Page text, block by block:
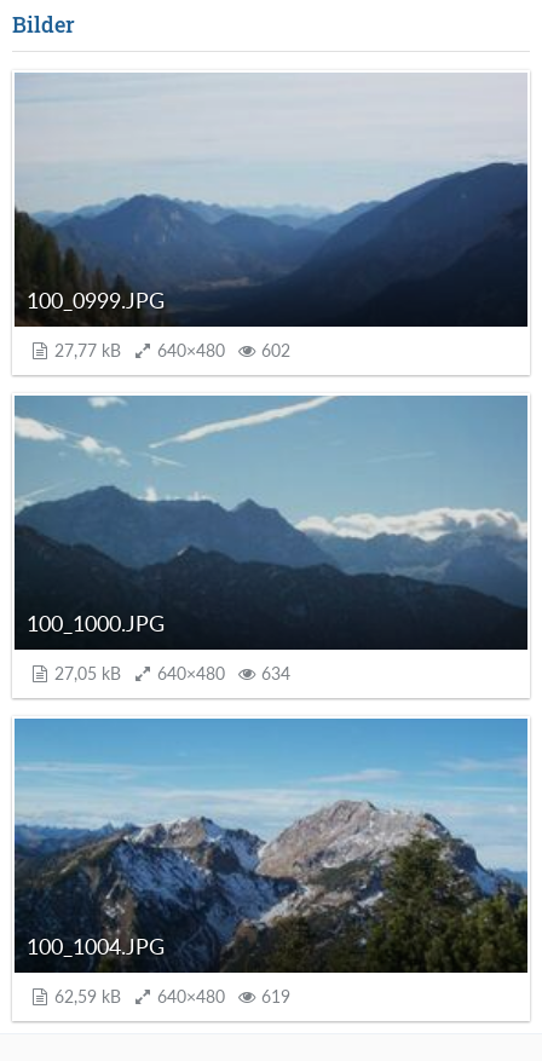
Bilder
100_0999.JPG
27,77 kB 640×480 602
100_1000.JPG
27,05 kB 640×480 634
100_1004.JPG
62,59 kB 640×480 619